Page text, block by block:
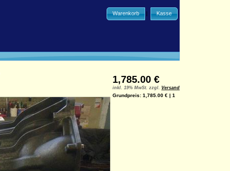
Warenkorb | Kasse
1,785.00 €
inkl. 19% MwSt. zzgl. Versand
Grundpreis: 1,785.00 € | 1